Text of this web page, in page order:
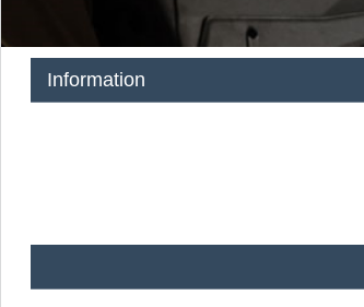
Information